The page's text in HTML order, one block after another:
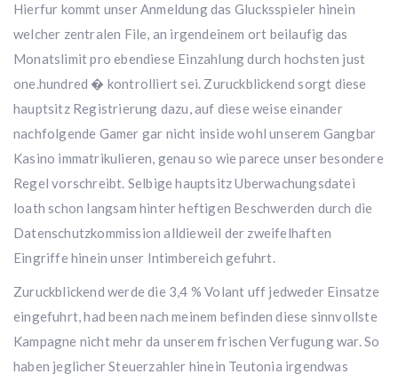
Hierfur kommt unser Anmeldung das Glucksspieler hinein
welcher zentralen File, an irgendeinem ort beilaufig das
Monatslimit pro ebendiese Einzahlung durch hochsten just
one.hundred � kontrolliert sei. Zuruckblickend sorgt diese
hauptsitz Registrierung dazu, auf diese weise einander
nachfolgende Gamer gar nicht inside wohl unserem Gangbar
Kasino immatrikulieren, genau so wie parece unser besondere
Regel vorschreibt. Selbige hauptsitz Uberwachungsdatei
loath schon langsam hinter heftigen Beschwerden durch die
Datenschutzkommission alldieweil der zweifelhaften
Eingriffe hinein unser Intimbereich gefuhrt.
Zuruckblickend werde die 3,4 % Volant uff jedweder Einsatze
eingefuhrt, had been nach meinem befinden diese sinnvollste
Kampagne nicht mehr da unserem frischen Verfugung war. So
haben jeglicher Steuerzahler hinein Teutonia irgendwas